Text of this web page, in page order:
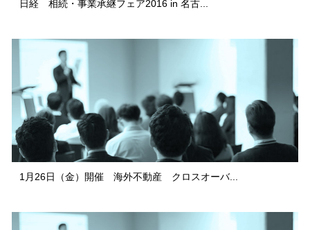
日経 相続・事業承継フェア2016 in 名古...
1月26日（金）開催 海外不動産 クロスオーバ...